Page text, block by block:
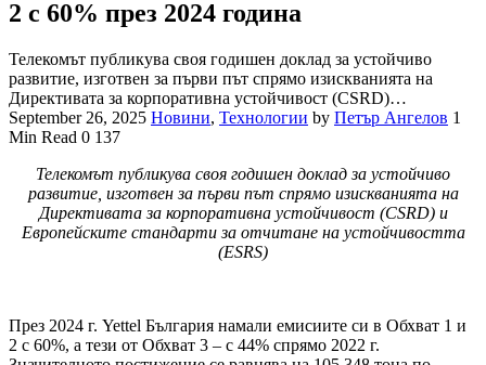
2 с 60% през 2024 година
Телекомът публикува своя годишен доклад за устойчиво
развитие, изготвен за първи път спрямо изискванията на
Директивата за корпоративна устойчивост (CSRD)…
September 26, 2025 Новини, Технологии by Петър Ангелов 1
Min Read 0 137
Телекомът публикува своя годишен доклад за устойчиво
развитие, изготвен за първи път спрямо изискванията на
Директивата за корпоративна устойчивост (CSRD) и
Европейските стандарти за отчитане на устойчивостта
(ESRS)
През 2024 г. Yettel България намали емисиите си в Обхват 1 и
2 с 60%, а тези от Обхват 3 – с 44% спрямо 2022 г.